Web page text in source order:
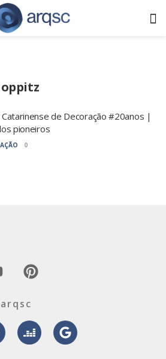
Catarinense de Decoração #20anos |
pioneiros
0